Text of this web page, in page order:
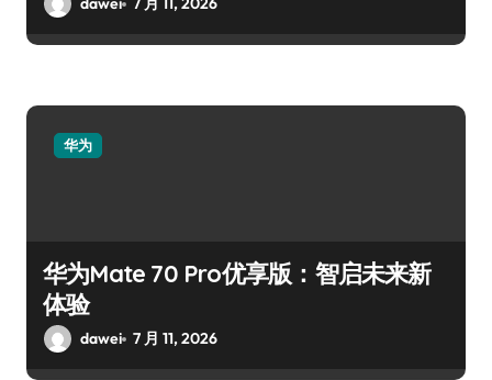
华为
华为Mate 70 Pro优享版：智启未来新
体验
dawei 7 月 11, 2026